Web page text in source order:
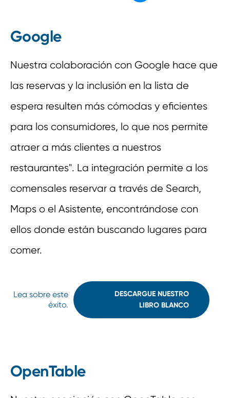
Google
Nuestra colaboración con Google hace que
las reservas y la inclusión en la lista de
espera resulten más cómodas y eficientes
para los consumidores, lo que nos permite
atraer a más clientes a nuestros
restaurantes". La integración permite a los
comensales reservar a través de Search,
Maps o el Asistente, encontrándose con
ellos donde están buscando lugares para
comer.
Lea sobre este
éxito.
DESCARGUE NUESTRO
LIBRO BLANCO
OpenTable